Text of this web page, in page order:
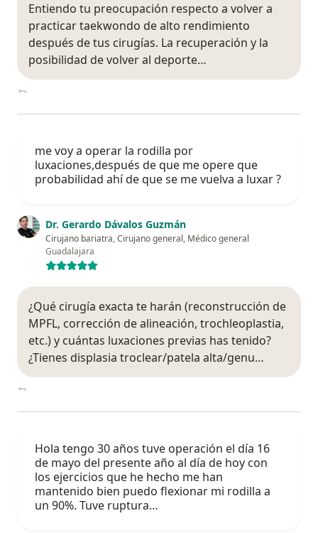
Entiendo tu preocupación respecto a volver a
practicar taekwondo de alto rendimiento
después de tus cirugías. La recuperación y la
posibilidad de volver al deporte…
me voy a operar la rodilla por
luxaciones,después de que me opere que
probabilidad ahí de que se me vuelva a luxar ?
Dr. Gerardo Dávalos Guzmán
Cirujano bariatra, Cirujano general, Médico general
Guadalajara
¿Qué cirugía exacta te harán (reconstrucción de
MPFL, corrección de alineación, trochleoplastia,
etc.) y cuántas luxaciones previas has tenido?
¿Tienes displasia troclear/patela alta/genu…
Hola tengo 30 años tuve operación el día 16
de mayo del presente año al día de hoy con
los ejercicios que he hecho me han
mantenido bien puedo flexionar mi rodilla a
un 90%. Tuve ruptura…